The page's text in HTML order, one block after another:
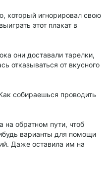
который игнорировал свою
этот плакат в
они доставали тарелки,
отказываться от вкусного
собираешься проводить
обратном пути, чтоб
варианты для помощи
Даже оставила им на